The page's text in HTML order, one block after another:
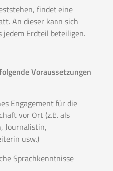
findet eine
An dieser kann sich
jedem Erdteil beteiligen.
Voraussetzungen
Engagement für die
vor Ort (z.B. als
Journalistin,
usw.)
Sprachkenntnisse